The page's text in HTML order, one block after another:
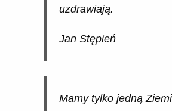
uzdrawiają.
Jan Stępień
Mamy tylko jedną